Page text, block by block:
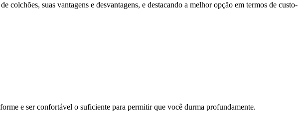
colchões, suas vantagens e desvantagens, e destacando a melhor opção em termos de custo-
e ser confortável o suficiente para permitir que você durma profundamente.